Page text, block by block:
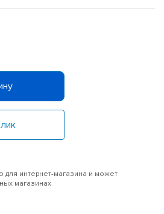
для интернет-магазина и может
магазинах